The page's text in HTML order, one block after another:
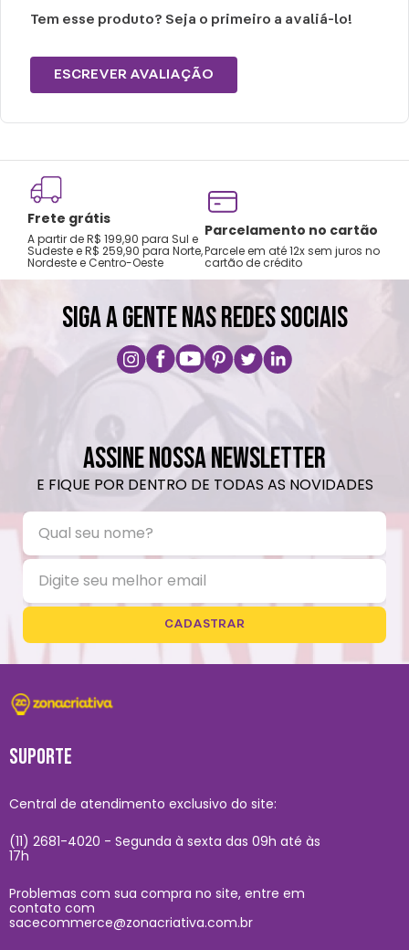
Inglês, Golden Retriever, Husky e tamanhos
Se você possui um SRD (Sem raça definida)
como são únicos, pedimos que escolha de
parecido.
Cuidados e recomendações de uso:
Não passar sobre a estampa
Não alvejar
Temperatura máxima 110°C (sem vapor)
Não centrifugar ou utilizar máquina
secadora
Temperatura máxima de lavagem de 30°C
Não limpar a seco.
Tem esse produto? Seja o primeiro a avaliá-lo!
ESCREVER AVALIAÇÃO
Frete grátis
A partir de R$ 199,90 para Sul e
Sudeste e R$ 259,90 para Norte,
Nordeste e Centro-Oeste
Parcelamento no cartão
Parcele em até 12x sem juros no
cartão de crédito
SIGA A GENTE NAS REDES SOCIAIS
ASSINE NOSSA NEWSLETTER
E FIQUE POR DENTRO DE TODAS AS NOVIDADES
CADASTRAR
SUPORTE
Central de atendimento exclusivo do site:
(11) 2681-4020 - Segunda à sexta das 09h até às
17h
Problemas com sua compra no site, entre em
contato com
sacecommerce@zonacriativa.com.br